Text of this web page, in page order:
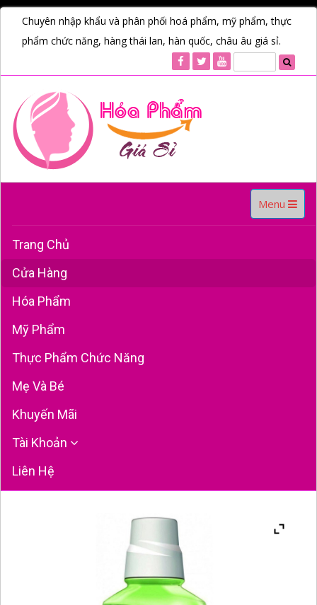
Chuyên nhập khẩu và phân phối hoá phẩm, mỹ phẩm, thực
phẩm chức năng, hàng thái lan, hàn quốc, châu âu giá sỉ.
Toggle
navigation
Menu
Trang Chủ
Cửa Hàng
Hóa Phẩm
Mỹ Phẩm
Thực Phẩm Chức Năng
Mẹ Và Bé
Khuyến Mãi
Tài Khoản
Liên Hệ